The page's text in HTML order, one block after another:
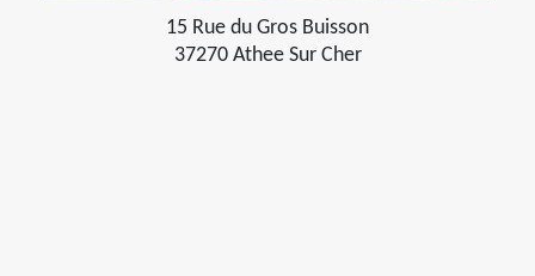
15 Rue du Gros Buisson
37270 Athee Sur Cher